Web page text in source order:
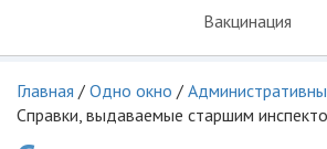
Вакцинация
Главная / Одно окно /
Справки, выдаваемые старшим